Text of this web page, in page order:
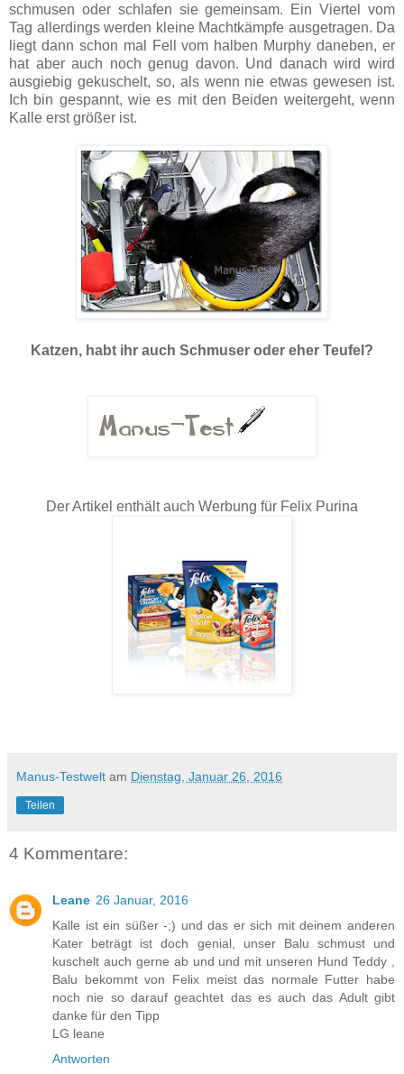
schmusen oder schlafen sie gemeinsam. Ein Viertel vom
Tag allerdings werden kleine Machtkämpfe ausgetragen. Da
liegt dann schon mal Fell vom halben Murphy daneben, er
hat aber auch noch genug davon. Und danach wird wird
ausgiebig gekuschelt, so, als wenn nie etwas gewesen ist.
Ich bin gespannt, wie es mit den Beiden weitergeht, wenn
Kalle erst größer ist.
Katzen, habt ihr auch Schmuser oder eher Teufel?
Der Artikel enthält auch Werbung für Felix Purina
Manus-Testwelt am Dienstag, Januar 26, 2016
Teilen
4 Kommentare:
Leane 26 Januar, 2016
Kalle ist ein süßer -;) und das er sich mit deinem anderen
Kater beträgt ist doch genial, unser Balu schmust und
kuschelt auch gerne ab und und mit unseren Hund Teddy ,
Balu bekommt von Felix meist das normale Futter habe
noch nie so darauf geachtet das es auch das Adult gibt
danke für den Tipp
LG leane
Antworten